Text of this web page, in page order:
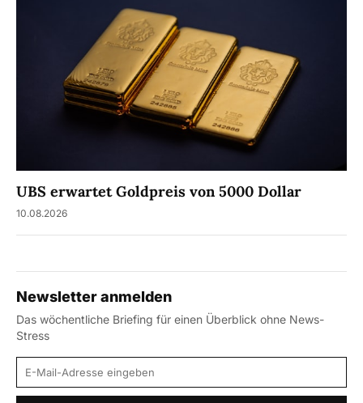
UBS erwartet Goldpreis von 5000 Dollar
10.08.2026
Newsletter anmelden
Das wöchentliche Briefing für einen Überblick ohne News-
Stress
E-Mail-Adresse